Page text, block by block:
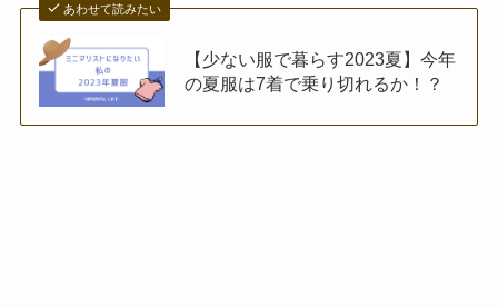
あわせて読みたい
【少ない服で暮らす2023夏】今年
の夏服は7着で乗り切れるか！？